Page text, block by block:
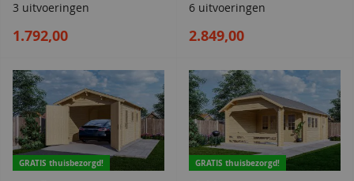
3 uitvoeringen
1.792,00
6 uitvoeringen
2.849,00
GRATIS thuisbezorgd! GRATIS thuisbezorgd!